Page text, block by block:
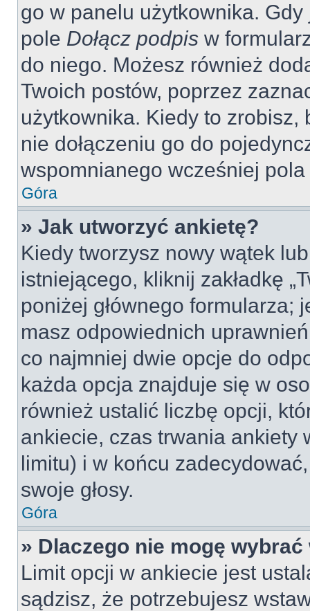
go w panelu użytkownika.
pole Dołącz podpis w
do niego. Możesz również
Twoich postów, poprzez
użytkownika. Kiedy to zrobisz,
nie dołączeniu go do
wspomnianego wcześniej
Góra
» Jak utworzyć ankietę?
Kiedy tworzysz nowy wątek
istniejącego, kliknij zakładkę
poniżej głównego formularza;
masz odpowiednich
co najmniej dwie opcje do
każda opcja znajduje się w
również ustalić liczbę opcji,
ankiecie, czas trwania ankiety
limitu) i w końcu
swoje głosy.
Góra
» Dlaczego nie mogę
Limit opcji w ankiecie jest
sądzisz, że potrzebujesz